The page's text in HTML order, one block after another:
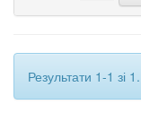
Результати 1-1 зі 1.